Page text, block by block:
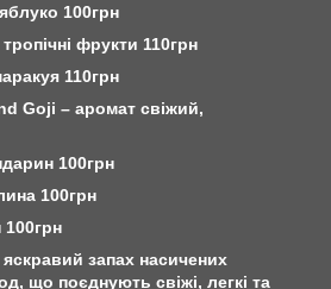
100грн
фрукти 110грн
110грн
Goji – аромат свіжий,
100грн
100грн
запах насичених
що поєднують свіжі, легкі та